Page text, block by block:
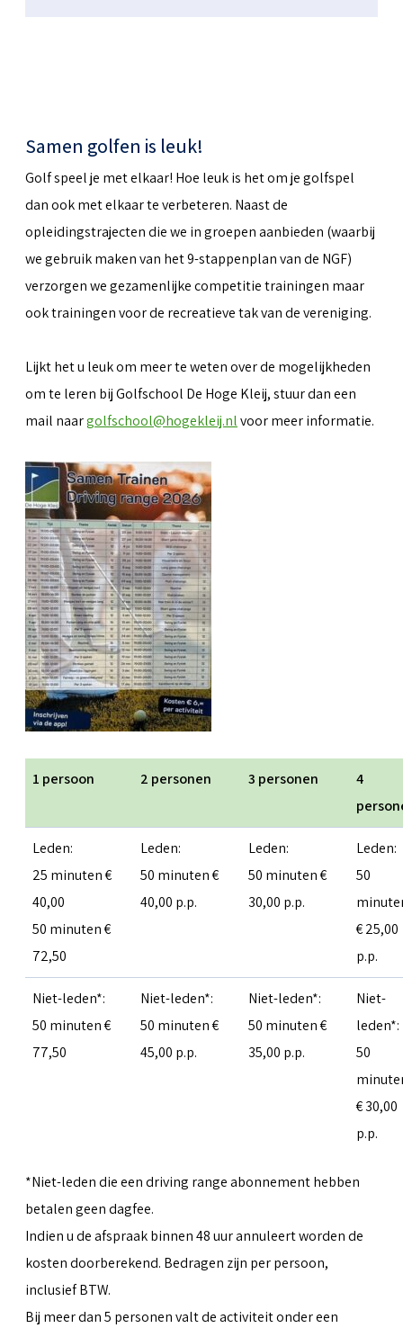
Samen golfen is leuk!
Golf speel je met elkaar! Hoe leuk is het om je golfspel
dan ook met elkaar te verbeteren. Naast de
opleidingstrajecten die we in groepen aanbieden (waarbij
we gebruik maken van het 9-stappenplan van de NGF)
verzorgen we gezamenlijke competitie trainingen maar
ook trainingen voor de recreatieve tak van de vereniging.
Lijkt het u leuk om meer te weten over de mogelijkheden
om te leren bij Golfschool De Hoge Kleij, stuur dan een
mail naargolfschool@hogekleij.nlvoor meer informatie.
1 persoon 2 personen 3 personen
4
Leden:
25 minuten €
40,00
50 minuten €
72,50
Leden:
50 minuten €
40,00 p.p.
Leden:
50 minuten €
30,00 p.p.
Leden:
50
€ 25,00
p.p.
Niet-leden*:
50 minuten €
77,50
Niet-leden*:
50 minuten €
45,00 p.p.
Niet-leden*:
50 minuten €
35,00 p.p.
Niet-
leden*:
50
€ 30,00
p.p.
*Niet-leden die een driving range abonnement hebben
betalen geen dagfee.
Indien u de afspraak binnen 48 uur annuleert worden de
kosten doorberekend. Bedragen zijn per persoon,
inclusief BTW.
Bij meer dan 5 personen valt de activiteit onder een